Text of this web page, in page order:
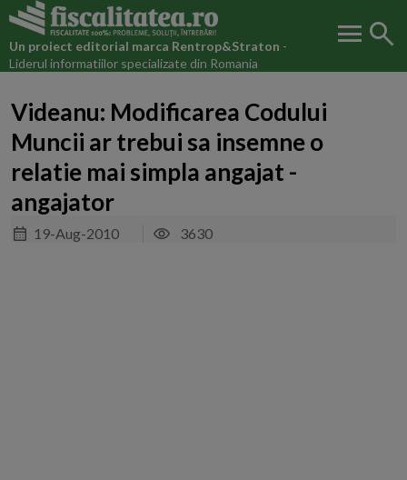
Un proiect editorial marca Rentrop&Straton -
Liderul informatiilor specializate din Romania
menu search
Videanu: Modificarea Codului
Muncii ar trebui sa insemne o
relatie mai simpla angajat -
angajator
19-Aug-2010 3630